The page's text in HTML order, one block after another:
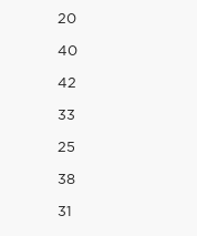
20
40
42
33
25
38
31